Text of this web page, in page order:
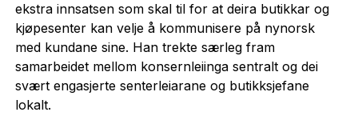
ekstra innsatsen som skal til for at deira butikkar og
kjøpesenter kan velje å kommunisere på nynorsk
med kundane sine. Han trekte særleg fram
samarbeidet mellom konsernleiinga sentralt og dei
svært engasjerte senterleiarane og butikksjefane
lokalt.